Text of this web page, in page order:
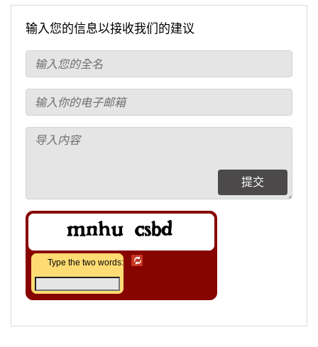
输入您的信息以接收我们的建议
提交
Type the two words: